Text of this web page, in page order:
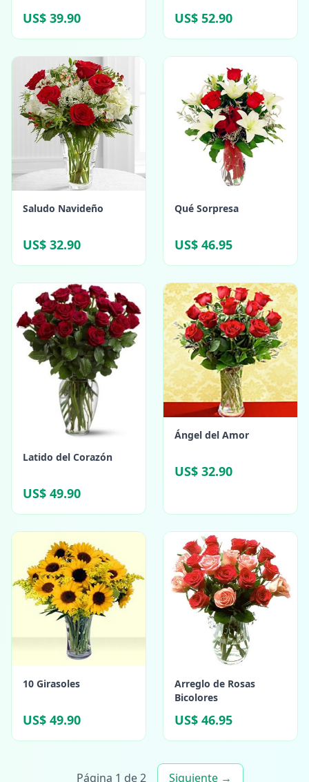
US$ 39.90 US$ 52.90
Saludo Navideño
US$ 32.90
Qué Sorpresa
US$ 46.95
Latido del Corazón
US$ 49.90
Ángel del Amor
US$ 32.90
10 Girasoles
US$ 49.90
Arreglo de Rosas
Bicolores
US$ 46.95
Página 1 de 2 Siguiente →